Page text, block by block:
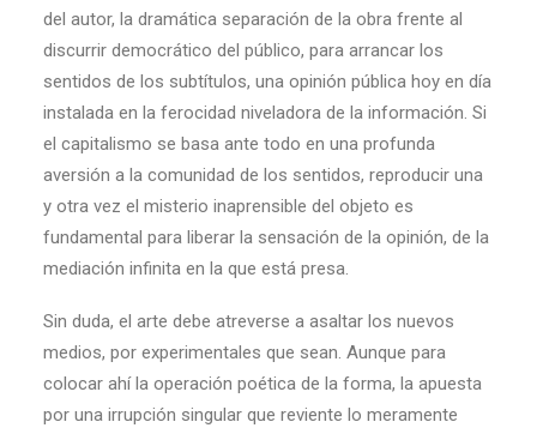
del autor, la dramática separación de la obra frente al
discurrir democrático del público, para arrancar los
sentidos de los subtítulos, una opinión pública hoy en día
instalada en la ferocidad niveladora de la información. Si
el capitalismo se basa ante todo en una profunda
aversión a la comunidad de los sentidos, reproducir una
y otra vez el misterio inaprensible del objeto es
fundamental para liberar la sensación de la opinión, de la
mediación infinita en la que está presa.
Sin duda, el arte debe atreverse a asaltar los nuevos
medios, por experimentales que sean. Aunque para
colocar ahí la operación poética de la forma, la apuesta
por una irrupción singular que reviente lo meramente